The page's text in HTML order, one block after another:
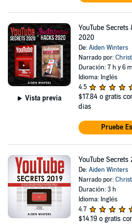
Vista previa
YouTube
2020
De:Aiden Winters
Narrado por:
Duración: 7 h y 6 m
Idioma: Inglés
4.5
$17.84 o gratis
días
Pruebe
YouTube Secrets
De:Aiden Winters
Narrado por:
Duración: 3 h
Idioma: Inglés
4.7
$14.19 o gratis